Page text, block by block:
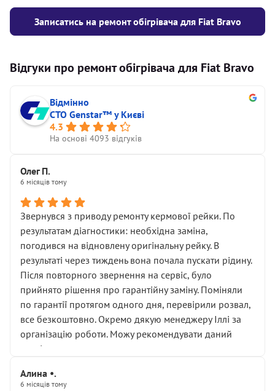
Записатись на ремонт обігрівача для Fiat Bravo
Відгуки про ремонт обігрівача для Fiat Bravo
Відмінно
СТО Genstar™ у Києві
4.3
На основі 4093 відгуків
Олег П.
6 місяців тому
Звернувся з приводу ремонту кермової рейки. По
результатам діагностики: необхідна заміна,
погодився на відновлену оригінальну рейку. В
результаті через тиждень вона почала пускати рідину.
Після повторного звернення на сервіс, було
прийнято рішення про гарантійну заміну. Поміняли
по гарантії протягом одного дня, перевірили розвал,
все безкоштовно. Окремо дякую менеджеру Іллі за
організацію роботи. Можу рекомендувати даний
сервіс.
Алина •.
6 місяців тому